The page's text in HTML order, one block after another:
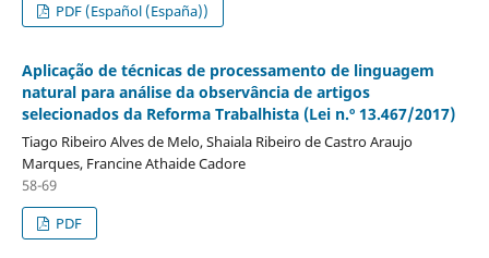
PDF (Español (España))
Aplicação de técnicas de processamento de linguagem
natural para análise da observância de artigos
selecionados da Reforma Trabalhista (Lei n.º 13.467/2017)
Tiago Ribeiro Alves de Melo, Shaiala Ribeiro de Castro Araujo
Marques, Francine Athaide Cadore
58-69
PDF